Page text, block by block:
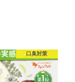
口臭対策